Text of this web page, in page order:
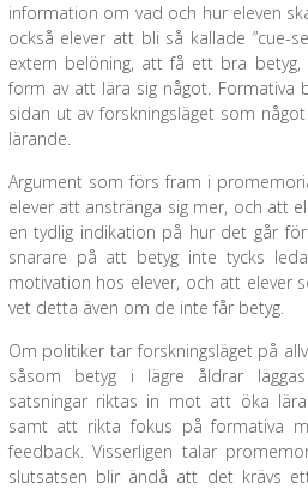
information om vad och hur eleven
också elever att bli så kallade ”cue-
extern belöning, att få ett bra
form av att lära sig något. Formativa
sidan ut av forskningsläget som
lärande.
Argument som förs fram i
elever att anstränga sig mer, och att
en tydlig indikation på hur det går
snarare på att betyg inte tycks
motivation hos elever, och att elever
vet detta även om de inte får betyg.
Om politiker tar forskningsläget på
såsom betyg i lägre åldrar
satsningar riktas in mot att öka
samt att rikta fokus på formativa
feedback. Visserligen talar
slutsatsen blir ändå att det krävs